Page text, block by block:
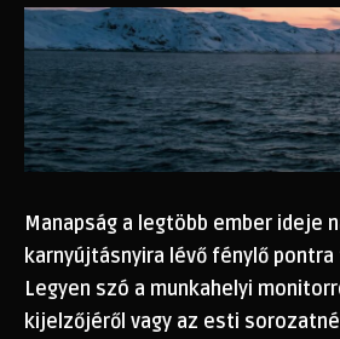
Manapság a legtöbb ember ideje
karnyújtásnyira lévő fénylő
Legyen szó a munkahelyi
kijelzőjéről vagy az esti